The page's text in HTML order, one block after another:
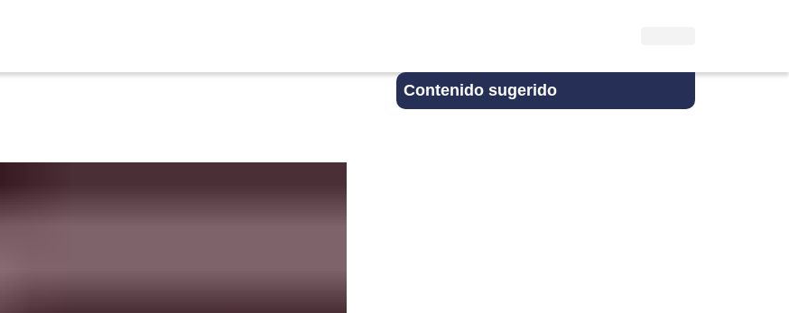
Contenido sugerido